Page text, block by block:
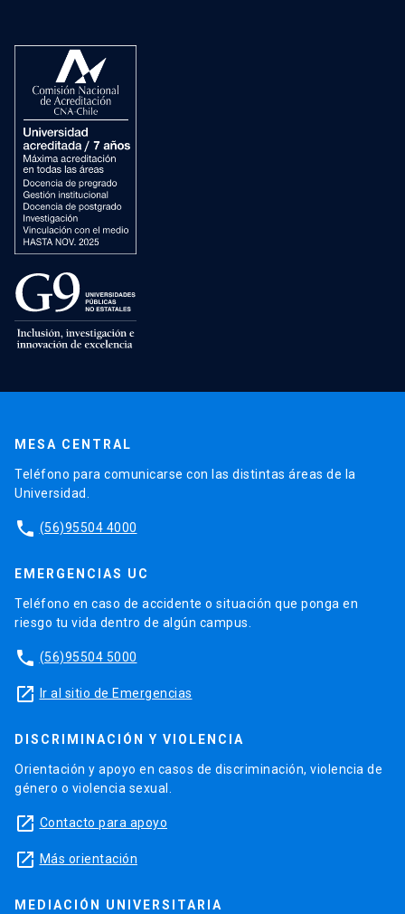
MESA CENTRAL
Teléfono para comunicarse con las distintas áreas de la
Universidad.
phone (56)95504 4000
EMERGENCIAS UC
Teléfono en caso de accidente o situación que ponga en
riesgo tu vida dentro de algún campus.
phone (56)95504 5000
launch Ir al sitio de Emergencias
DISCRIMINACIÓN Y VIOLENCIA
Orientación y apoyo en casos de discriminación, violencia de
género o violencia sexual.
launch Contacto para apoyo
launch Más orientación
MEDIACIÓN UNIVERSITARIA